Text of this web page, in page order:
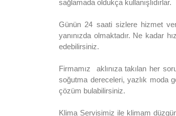
sağlamada oldukça kullanışlıdırlar.
Günün 24 saati sizlere hizmet
yanınızda olmaktadır. Ne kadar
edebilirsiniz.
Firmamız aklınıza takılan her
soğutma dereceleri, yazlık moda
çözüm bulabilirsiniz.
Klima Servisimiz ile klimam